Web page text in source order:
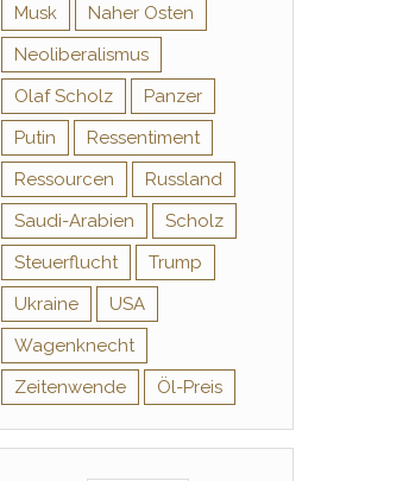
Musk
Naher Osten
Neoliberalismus
Olaf Scholz
Panzer
Putin
Ressentiment
Ressourcen
Russland
Saudi-Arabien
Scholz
Steuerflucht
Trump
Ukraine
USA
Wagenknecht
Zeitenwende
Öl-Preis